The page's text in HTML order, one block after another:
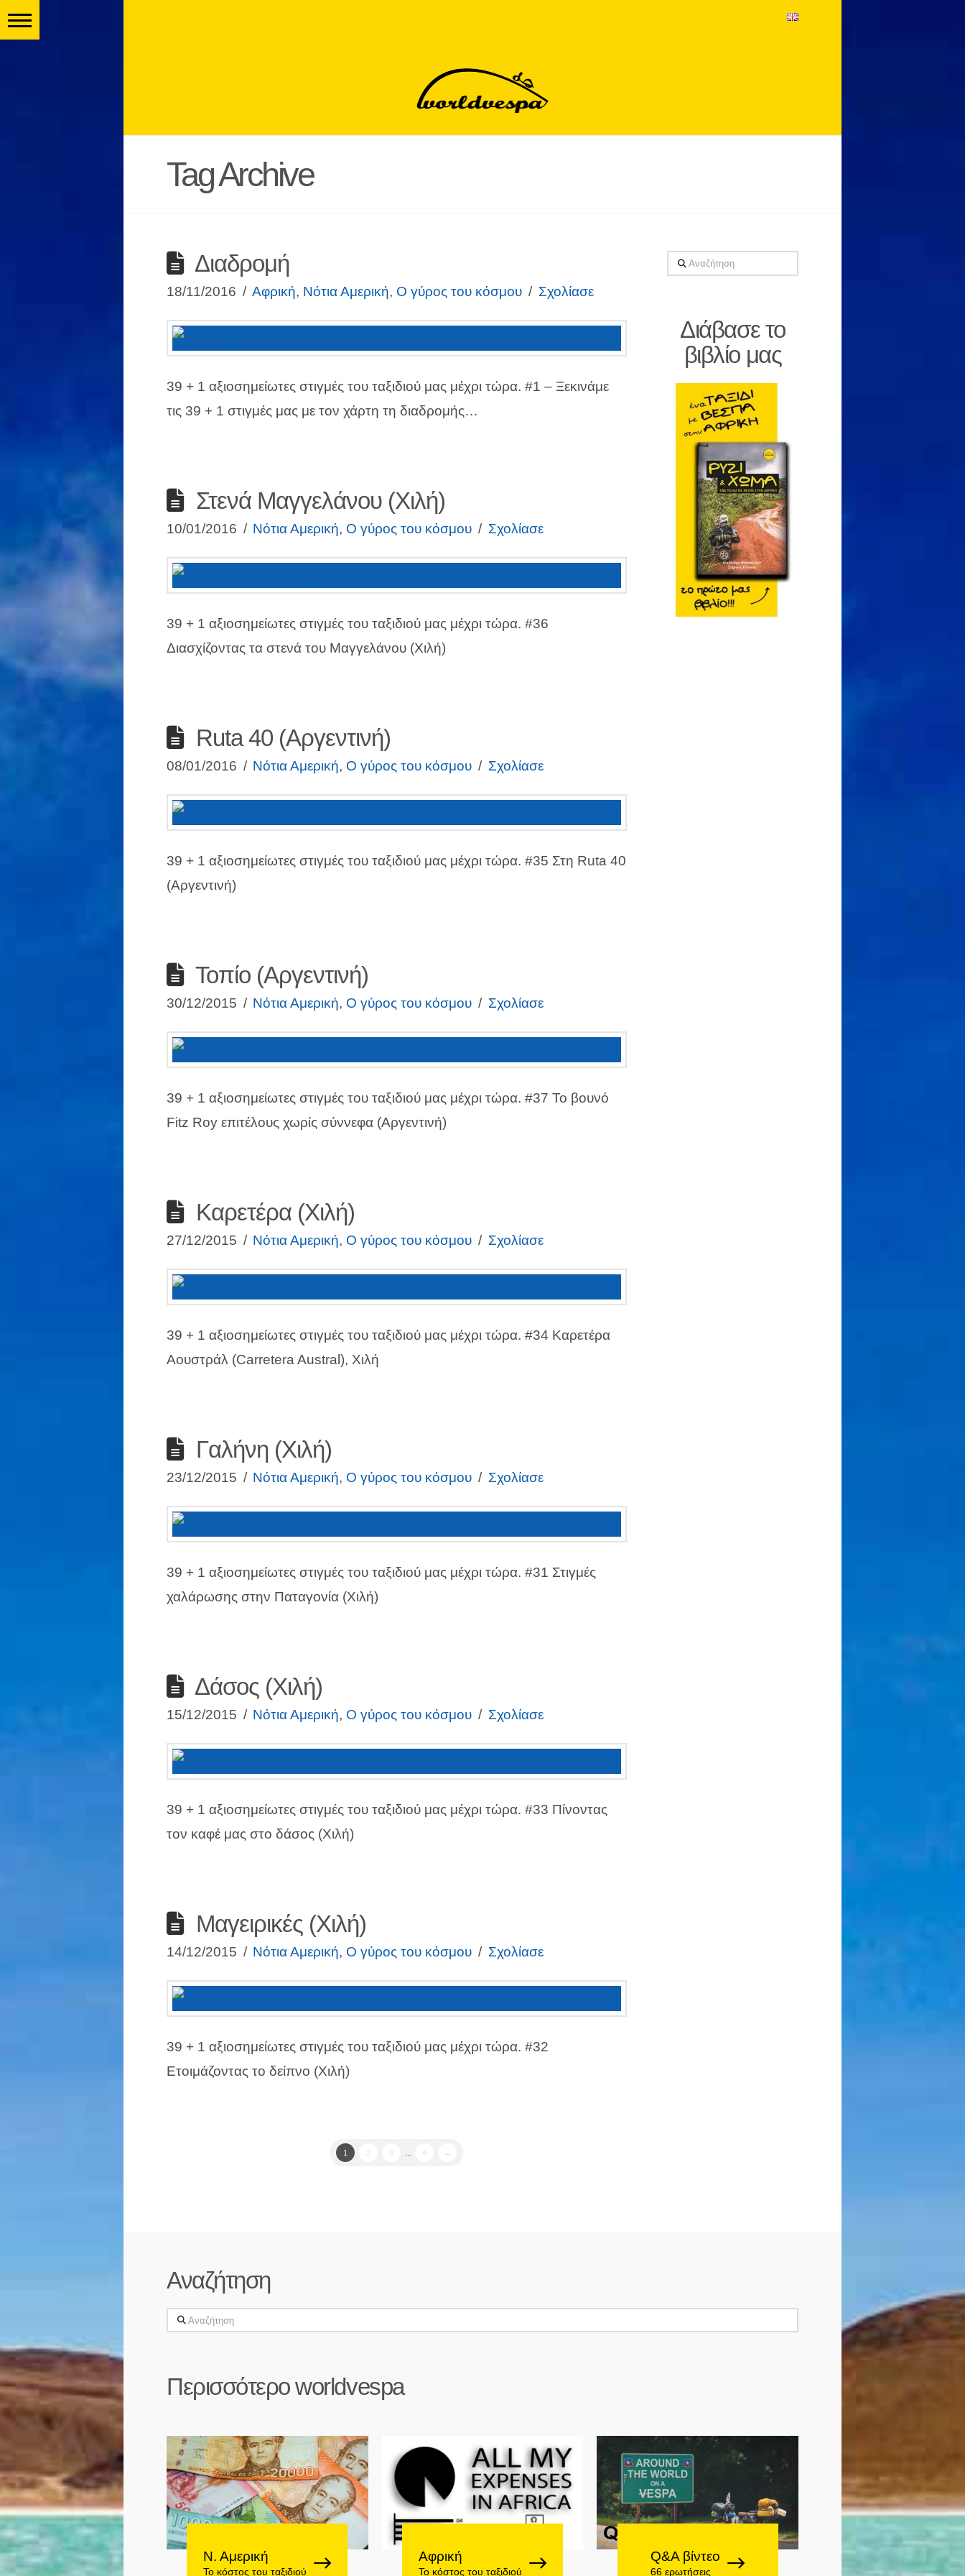
Tag Archive
Διαδρομή
18/11/2016 Αφρική, Νότια Αμερική, Ο γύρος του κόσμου Σχολίασε
39 + 1 αξιοσημείωτες στιγμές του ταξιδιού μας μέχρι τώρα. #1 – Ξεκινάμε
τις 39 + 1 στιγμές μας με τον χάρτη τη διαδρομής…
Στενά Μαγγελάνου (Χιλή)
10/01/2016 Νότια Αμερική, Ο γύρος του κόσμου Σχολίασε
39 + 1 αξιοσημείωτες στιγμές του ταξιδιού μας μέχρι τώρα. #36
Διασχίζοντας τα στενά του Μαγγελάνου (Χιλή)
Ruta 40 (Αργεντινή)
08/01/2016 Νότια Αμερική, Ο γύρος του κόσμου Σχολίασε
39 + 1 αξιοσημείωτες στιγμές του ταξιδιού μας μέχρι τώρα. #35 Στη Ruta 40
(Αργεντινή)
Τοπίο (Αργεντινή)
30/12/2015 Νότια Αμερική, Ο γύρος του κόσμου Σχολίασε
39 + 1 αξιοσημείωτες στιγμές του ταξιδιού μας μέχρι τώρα. #37 Το βουνό
Fitz Roy επιτέλους χωρίς σύννεφα (Αργεντινή)
Καρετέρα (Χιλή)
27/12/2015 Νότια Αμερική, Ο γύρος του κόσμου Σχολίασε
39 + 1 αξιοσημείωτες στιγμές του ταξιδιού μας μέχρι τώρα. #34 Καρετέρα
Αουστράλ (Carretera Austral), Χιλή
Γαλήνη (Χιλή)
23/12/2015 Νότια Αμερική, Ο γύρος του κόσμου Σχολίασε
39 + 1 αξιοσημείωτες στιγμές του ταξιδιού μας μέχρι τώρα. #31 Στιγμές
χαλάρωσης στην Παταγονία (Χιλή)
Δάσος (Χιλή)
15/12/2015 Νότια Αμερική, Ο γύρος του κόσμου Σχολίασε
39 + 1 αξιοσημείωτες στιγμές του ταξιδιού μας μέχρι τώρα. #33 Πίνοντας
τον καφέ μας στο δάσος (Χιλή)
Μαγειρικές (Χιλή)
14/12/2015 Νότια Αμερική, Ο γύρος του κόσμου Σχολίασε
39 + 1 αξιοσημείωτες στιγμές του ταξιδιού μας μέχρι τώρα. #32
Ετοιμάζοντας το δείπνο (Χιλή)
1 2 3 4 →
Αναζήτηση
Διάβασε το
βιβλίο μας
Αναζήτηση
Αναζήτηση
Περισσότερο worldvespa
Ν. Αμερική
Το κόστος του ταξιδιού
Αφρική
Το κόστος του ταξιδιού
Q&A βίντεο
66 ερωτήσεις